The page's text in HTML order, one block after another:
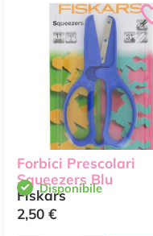
Forbici Prescolari
Squeezers Blu
Fiskars
Disponibile
2,50 €